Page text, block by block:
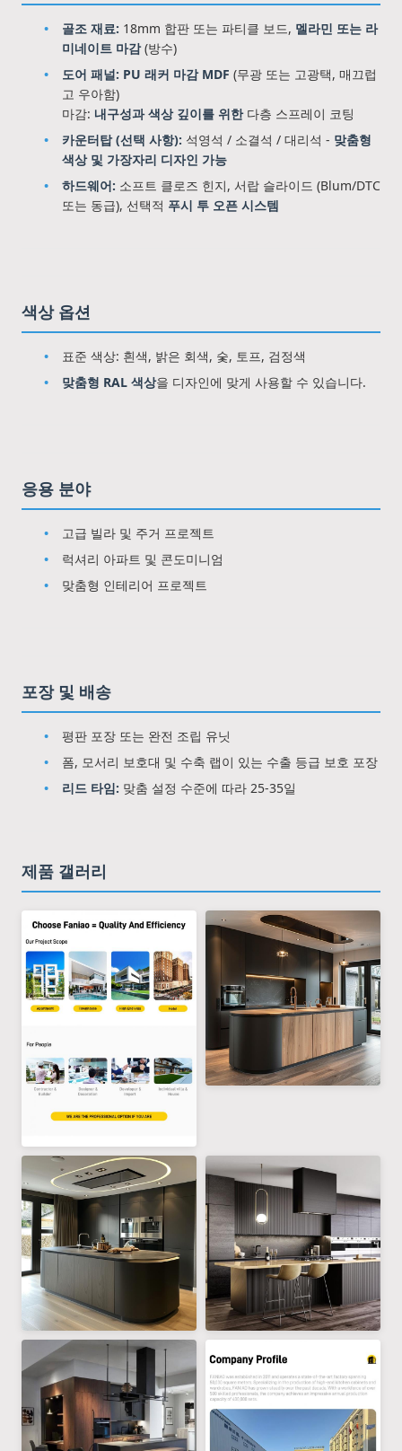
골조 재료: 18mm 합판 또는 파티클 보드, 멜라민 또는 라
미네이트 마감(방수)
도어 패널: PU 래커 마감 MDF (무광 또는 고광택, 매끄럽
고 우아함)
마감: 내구성과 색상 깊이를 위한 다층 스프레이 코팅
카운터탑 (선택 사항): 석영석 / 소결석 / 대리석 - 맞춤형
색상 및 가장자리 디자인 가능
하드웨어: 소프트 클로즈 힌지, 서랍 슬라이드 (Blum/DTC
또는 동급), 선택적 푸시 투 오픈 시스템
색상 옵션
표준 색상: 흰색, 밝은 회색, 숯, 토프, 검정색
맞춤형 RAL 색상을 디자인에 맞게 사용할 수 있습니다.
응용 분야
고급 빌라 및 주거 프로젝트
럭셔리 아파트 및 콘도미니엄
맞춤형 인테리어 프로젝트
포장 및 배송
평판 포장 또는 완전 조립 유닛
폼, 모서리 보호대 및 수축 랩이 있는 수출 등급 보호 포장
리드 타임: 맞춤 설정 수준에 따라 25-35일
제품 갤러리